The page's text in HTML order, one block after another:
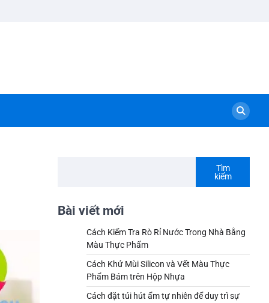
Tìm
kiếm
Bài viết mới
Cách Kiểm Tra Rò Rỉ Nước Trong Nhà Bằng
Màu Thực Phẩm
Cách Khử Mùi Silicon và Vết Màu Thực
Phẩm Bám trên Hộp Nhựa
Cách đặt túi hút ẩm tự nhiên để duy trì sự